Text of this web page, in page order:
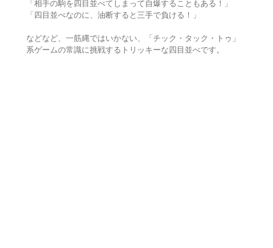
「相手の駒を四目並べてしまって自爆することもある！」
「四目並べなのに、油断すると三手で負ける！」
などなど、一筋縄ではいかない、「チック・タック・トゥ」
系ゲームの常識に挑戦するトリッキーな四目並べです。